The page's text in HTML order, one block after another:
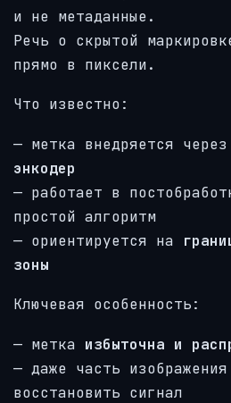
и не метаданные.
Речь о скрытой
прямо в пиксели.
Что известно:
— метка внедряется через
энкодер
— работает в
простой алгоритм
— ориентируется на
зоны
Ключевая особенность:
— метка избыточна и
— даже часть
восстановить сигнал